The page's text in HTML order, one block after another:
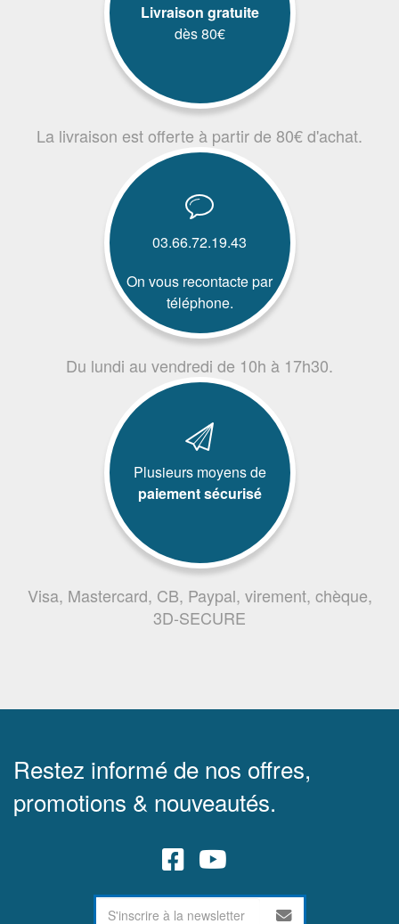
Livraison gratuite
dès 80€
La livraison est offerte à partir de 80€ d'achat.
03.66.72.19.43
On vous recontacte par
téléphone.
Du lundi au vendredi de 10h à 17h30.
Plusieurs moyens de
paiement sécurisé
Visa, Mastercard, CB, Paypal, virement, chèque,
3D-SECURE
Restez informé de nos offres,
promotions & nouveautés.